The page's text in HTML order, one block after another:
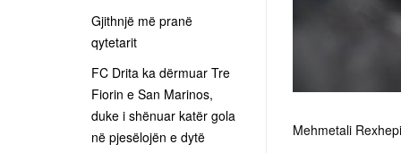
Mehmetali Rexhepi
Gjithnjë më pranë
qytetarit
FC Drita ka dërmuar Tre
Fiorin e San Marinos,
duke i shënuar katër gola
në pjesëlojën e dytë